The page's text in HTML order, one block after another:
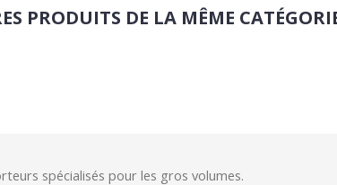
PRODUITS DE LA MÊME
spécialisés pour les gros volumes.